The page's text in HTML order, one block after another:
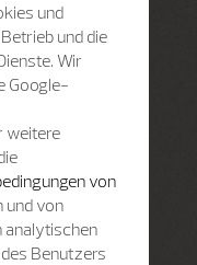
und
und die
Wir
Google-
weitere
von
und von
analytischen
Benutzers